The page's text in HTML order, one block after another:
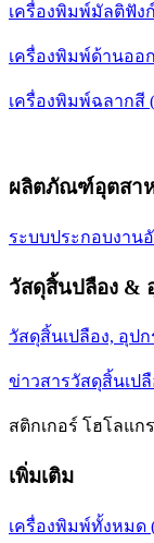
เครื่องพิมพ์มัลติฟังก์
เครื่องพิมพ์ด้านออ
เครื่องพิมพ์ฉลากสี
ผลิตภัณฑ์อุตสา
ระบบประกอบงาน
วัสดุสิ้นปลือง &
วัสดุสิ้นเปลือง, อุปก
ข่าวสารวัสดุสิ้นเปลื
สติกเกอร์ โฮโลแก
เพิ่มเติม
เครื่องพิมพ์ทั้งหมด